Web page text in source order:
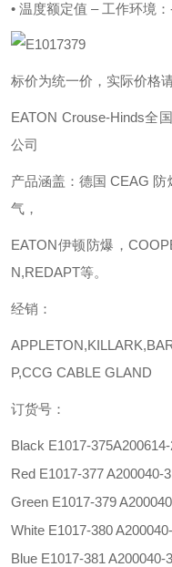
• 温度额定值 – 工作环境：
标价为统一价，实际价格
EATON Crouse-Hinds全
公司
产品涵盖：德国 CEAG
气，
EATON伊顿防爆，
N,REDAPT等。
经销：
P,CCG CABLE GLAND
订货号：
Black E1017-
Red E1017-377 A200040-3
Green E1017-379
White E1017-380
Blue E1017-381 A200040-